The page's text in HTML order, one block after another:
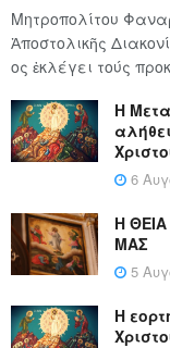
Μητροπολίτου
Ἀποστολικῆς
ος ἐκλέγει τούς
Η
6
Η
ΜΑΣ
5
Η